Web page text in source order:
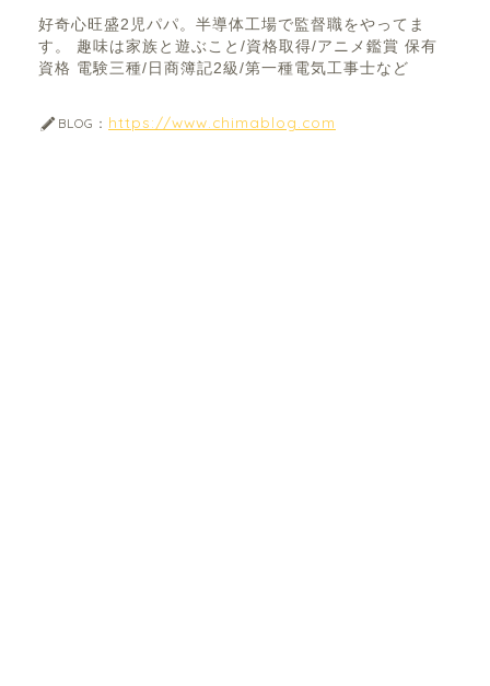
好奇心旺盛2児パパ。半導体工場で監督職をやってま
す。 趣味は家族と遊ぶこと/資格取得/アニメ鑑賞 保有
資格 電験三種/日商簿記2級/第一種電気工事士など
BLOG： https://www.chimablog.com